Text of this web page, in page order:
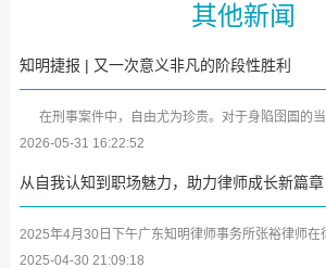
其他新闻
知明捷报 | 又一次意义非凡的阶段性胜利
在刑事案件中，自由尤为珍贵。对于身陷囹圄的当
保候审”犹如黑暗中的一缕曙光。近日，广东知明律师
2026-05-31 16:22:52
从自我认知到职场魅力，助力律师成长新篇章
2025年4月30日下午广东知明律师事务所张裕律师在
学习分享会，将其参加深圳市律师协会第二期女律师
2025-04-30 21:09:18